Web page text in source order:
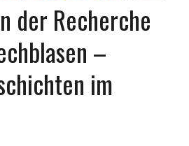
der Recherche
–
im